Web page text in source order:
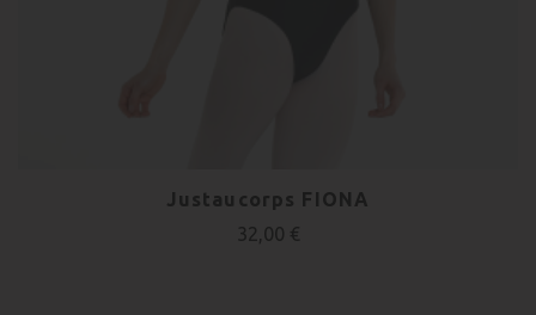
Justaucorps FIONA
32,00 €